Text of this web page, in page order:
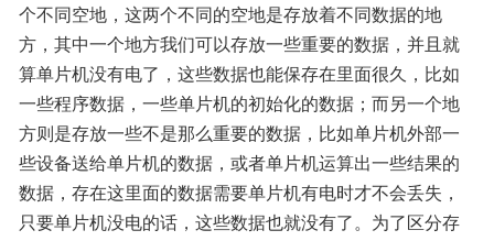
个不同空地，这两个不同的空地是存放着不同数据的地
方，其中一个地方我们可以存放一些重要的数据，并且就
算单片机没有电了，这些数据也能保存在里面很久，比如
一些程序数据，一些单片机的初始化的数据；而另一个地
方则是存放一些不是那么重要的数据，比如单片机外部一
些设备送给单片机的数据，或者单片机运算出一些结果的
数据，存在这里面的数据需要单片机有电时才不会丢失，
只要单片机没电的话，这些数据也就没有了。为了区分存